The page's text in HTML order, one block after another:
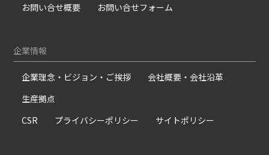
お問い合せ概要 お問い合せフォーム
企業情報
企業理念・ビジョン・ご挨拶
会社概要・会社沿革
生産拠点
CSR
プライバシーポリシー サイトポリシー